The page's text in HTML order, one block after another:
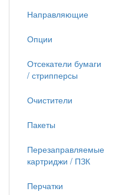
Направляющие
Опции
Отсекатели бумаги
/ стрипперсы
Очистители
Пакеты
Перезаправляемые
картриджи / ПЗК
Перчатки